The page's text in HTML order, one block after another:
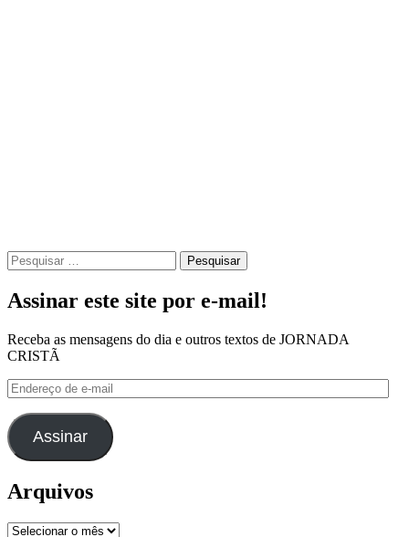
Pesquisar
por:
Assinar este site por e-mail!
Receba as mensagens do dia e outros textos de JORNADA
CRISTÃ
Endereço
de
e-
mail
Assinar
Arquivos
Arquivos